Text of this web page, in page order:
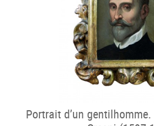
Portrait d’un